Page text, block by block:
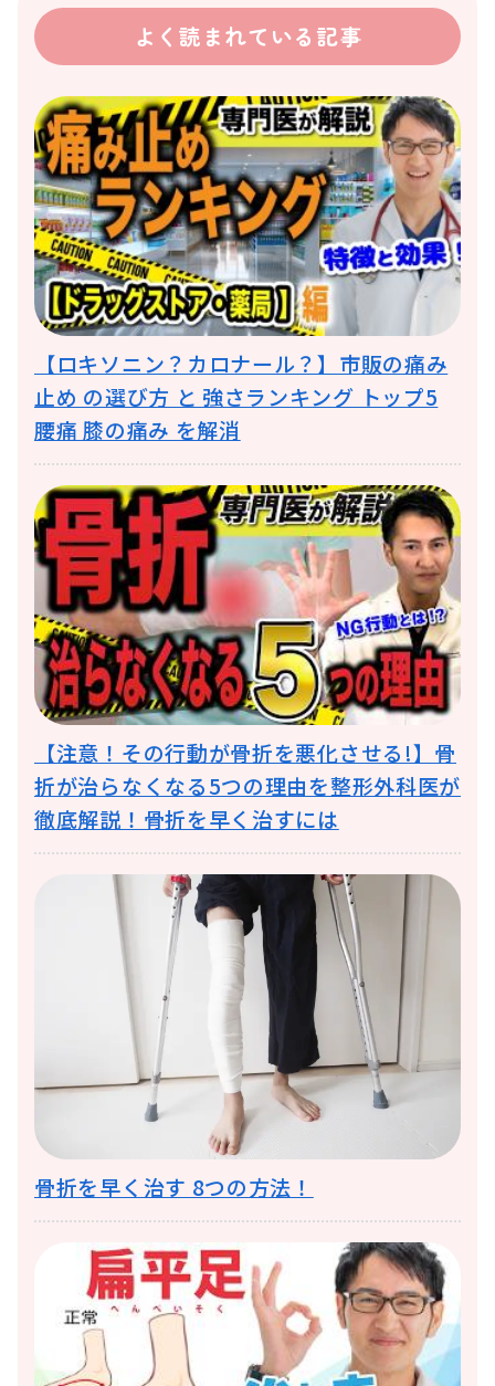
よく読まれている記事
【ロキソニン？カロナール？】市販の痛み
止め の選び方 と 強さランキング トップ5
腰痛 膝の痛み を解消
【注意！その行動が骨折を悪化させる!】骨
折が治らなくなる5つの理由を整形外科医が
徹底解説！骨折を早く治すには
骨折を早く治す 8つの方法！